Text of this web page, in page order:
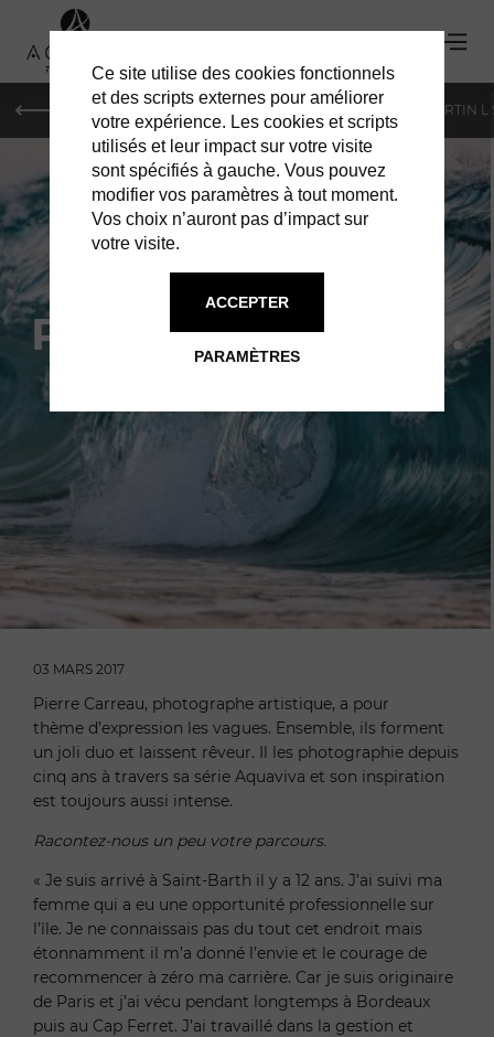
MONACO GENÈVE ST-MARTIN
PIERRE CARREAU :
LIQUID EXTASY
03 MARS 2017
Pierre Carreau, photographe artistique, a pour
thème d’expression les vagues. Ensemble, ils forment
un joli duo et laissent rêveur. Il les photographie depuis
cinq ans à travers sa série Aquaviva et son inspiration
est toujours aussi intense.
Racontez-nous un peu votre parcours.
« Je suis arrivé à Saint-Barth il y a 12 ans. J’ai suivi ma
femme qui a eu une opportunité professionnelle sur
l’île. Je ne connaissais pas du tout cet endroit mais
étonnamment il m’a donné l’envie et le courage de
recommencer à zéro ma carrière. Car je suis originaire
de Paris et j’ai vécu pendant longtemps à Bordeaux
puis au Cap Ferret. J’ai travaillé dans la gestion et
Ce site utilise des cookies fonctionnels
et des scripts externes pour améliorer
votre expérience. Les cookies et scripts
utilisés et leur impact sur votre visite
sont spécifiés à gauche. Vous pouvez
modifier vos paramètres à tout moment.
Vos choix n’auront pas d’impact sur
votre visite.
PARAMÈTRES
ACCEPTER